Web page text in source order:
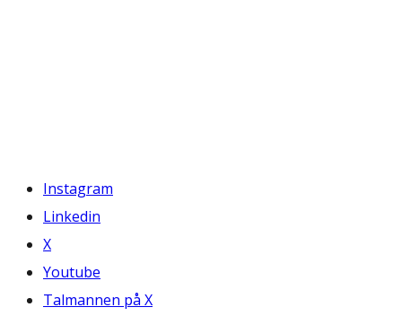
Instagram
Linkedin
X
Youtube
Talmannen på X